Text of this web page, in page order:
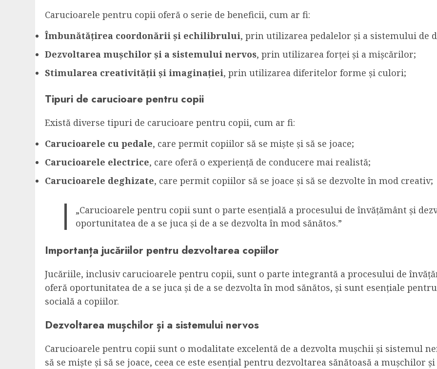
Carucioarele pentru copii oferă o serie de beneficii, cum ar fi:
Îmbunătățirea coordonării și echilibrului, prin utilizarea pedalelor și a sistemului de
Dezvoltarea mușchilor și a sistemului nervos, prin utilizarea forței și a mișcărilor;
Stimularea creativității și imaginației, prin utilizarea diferitelor forme și culori;
Tipuri de carucioare pentru copii
Există diverse tipuri de carucioare pentru copii, cum ar fi:
Carucioarele cu pedale, care permit copiilor să se miște și să se joace;
Carucioarele electrice, care oferă o experiență de conducere mai realistă;
Carucioarele deghizate, care permit copiilor să se joace și să se dezvolte în mod creativ;
„Carucioarele pentru copii sunt o parte esențială a procesului de învățământ și
oportunitatea de a se juca și de a se dezvolta în mod sănătos.”
Importanța jucăriilor pentru dezvoltarea copiilor
Jucăriile, inclusiv carucioarele pentru copii, sunt o parte integrantă a procesului de
oferă oportunitatea de a se juca și de a se dezvolta în mod sănătos, și sunt esențiale
socială a copiilor.
Dezvoltarea mușchilor și a sistemului nervos
Carucioarele pentru copii sunt o modalitate excelentă de a dezvolta mușchii și sistemul
să se miște și să se joace, ceea ce este esențial pentru dezvoltarea sănătoasă a mușchilor